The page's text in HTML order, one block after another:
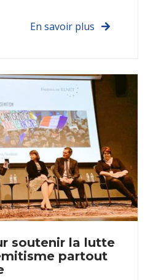
En savoir plus
soutenir la lutte
partout